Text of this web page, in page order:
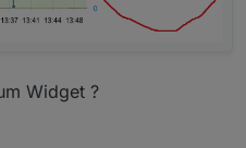
Widget ?